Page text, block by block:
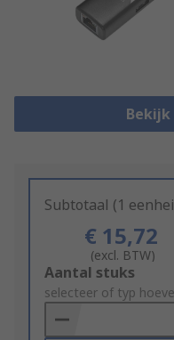
Bekijk
Subtotaal (1
€ 15,72
(excl. BTW)
Add
to
Basket
Aantal stuks
selecteer of typ